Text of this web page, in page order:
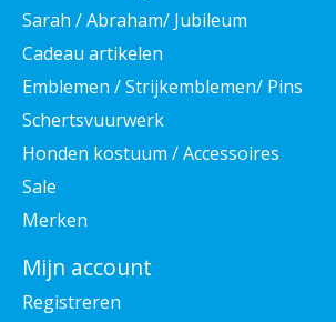
Sarah / Abraham/ Jubileum
Cadeau artikelen
Emblemen / Strijkemblemen/ Pins
Schertsvuurwerk
Honden kostuum / Accessoires
Sale
Merken
Mijn account
Registreren